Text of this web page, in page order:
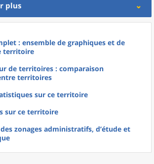
plus
: ensemble de graphiques et de
territoire
de territoires : comparaison
territoires
sur ce territoire
sur ce territoire
zonages administratifs, d’étude et